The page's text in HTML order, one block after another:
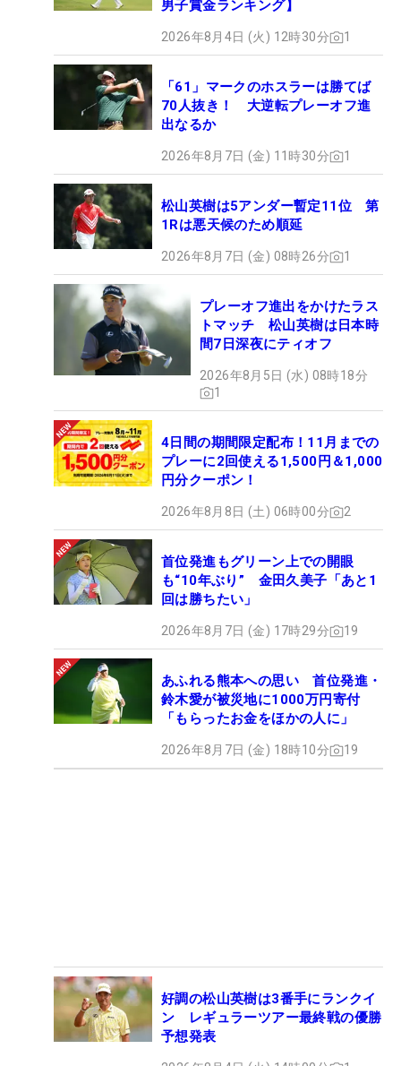
男子賞金ランキング】
2026年8月4日 (火) 12時30分 1
「61」マークのホスラーは勝てば
70人抜き！ 大逆転プレーオフ進
出なるか
2026年8月7日 (金) 11時30分 1
松山英樹は5アンダー暫定11位 第
1Rは悪天候のため順延
2026年8月7日 (金) 08時26分 1
プレーオフ進出をかけたラス
トマッチ 松山英樹は日本時
間7日深夜にティオフ
2026年8月5日 (水) 08時18分
1
4日間の期間限定配布！11月までの
プレーに2回使える1,500円＆1,000
円分クーポン！
2026年8月8日 (土) 06時00分 2
首位発進もグリーン上での開眼
も“10年ぶり” 金田久美子「あと1
回は勝ちたい」
2026年8月7日 (金) 17時29分 19
あふれる熊本への思い 首位発進・
鈴木愛が被災地に1000万円寄付
「もらったお金をほかの人に」
2026年8月7日 (金) 18時10分 19
好調の松山英樹は3番手にランクイ
ン レギュラーツアー最終戦の優勝
予想発表